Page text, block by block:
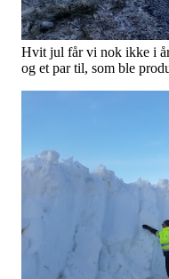
Hvit jul får vi nok ikke i
og et par til, som ble